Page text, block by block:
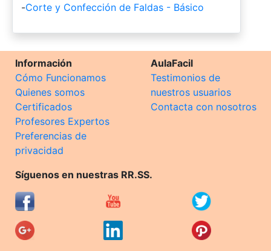
-Corte y Confección de Faldas - Básico
Información
Cómo Funcionamos
Quienes somos
Certificados
Profesores Expertos
Preferencias de
privacidad
AulaFacil
Testimonios de
nuestros usuarios
Contacta con nosotros
Síguenos en nuestras RR.SS.